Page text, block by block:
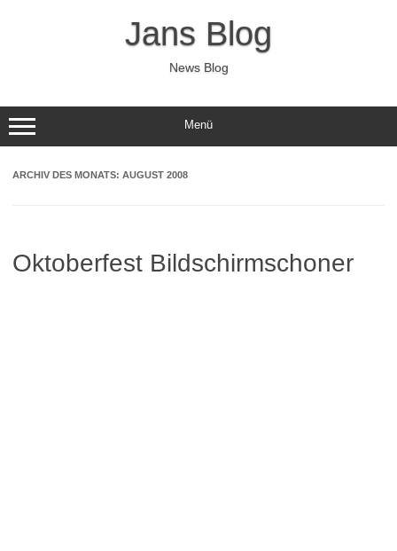
Jans Blog
News Blog
Menü
ARCHIV DES MONATS: AUGUST 2008
Oktoberfest Bildschirmschoner